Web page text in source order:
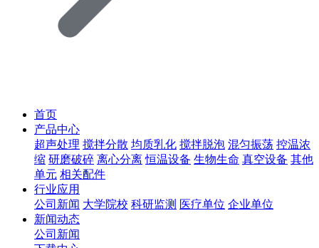
首页
产品中心
超声处理 搅拌分散 均质乳化 搅拌脱泡 混匀振荡 控温浓
缩 研磨破碎 离心分离 恒温设备 生物生命 真空设备 其他
单元 相关配件
行业应用
公司新闻 大学院校 科研监测 医疗单位 企业单位
新闻动态
公司新闻